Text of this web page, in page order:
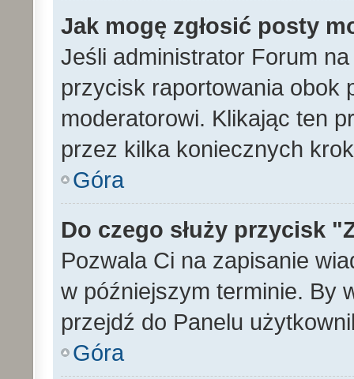
Jak mogę zgłosić posty
Jeśli administrator Forum
przycisk raportowania obok
moderatorowi. Klikając ten
przez kilka koniecznych
Góra
Do czego służy przycisk
Pozwala Ci na zapisanie
w późniejszym terminie. By
przejdź do Panelu
Góra